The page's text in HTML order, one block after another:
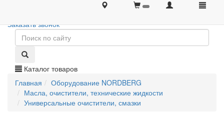
+7 (495) 646-08-66 +7 (495) 646-08-66
Заказать звонок
Каталог товаров
Главная
Оборудование NORDBERG
Масла, очистители, технические жидкости
Универсальные очистители, смазки